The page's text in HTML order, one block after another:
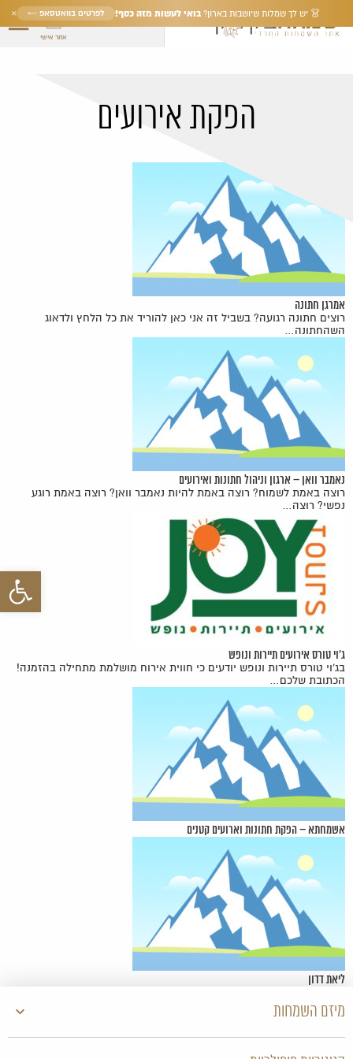
פתח
אזור אישי
👗 יש לך שמלות שיושבות בארון? בואי לעשות מזה כסף! לפרטים בוואטסאפ ← ×
הפקת אירועים
אמרגן חתונה
רוצים חתונה רגועה? בשביל זה אני כאן להוריד את כל הלחץ ולדאוג
השהחתונה…
נאמבר וואן – ארגון וניהול חתונות ואירועים
רוצה באמת לשמוח? רוצה באמת להיות נאמבר וואן? רוצה באמת רוגע
נפשי? רוצה…
ג'וי טורס אירועים תיירות ונופש
בג'וי טורס תיירות ונופש יודעים כי חווית אירוח מושלמת מתחילה בהזמנה!
הכתובת שלכם…
אשמחתא – הפקת חתונות וארועים קטנים
ליאת דדון
מיזם השמחות